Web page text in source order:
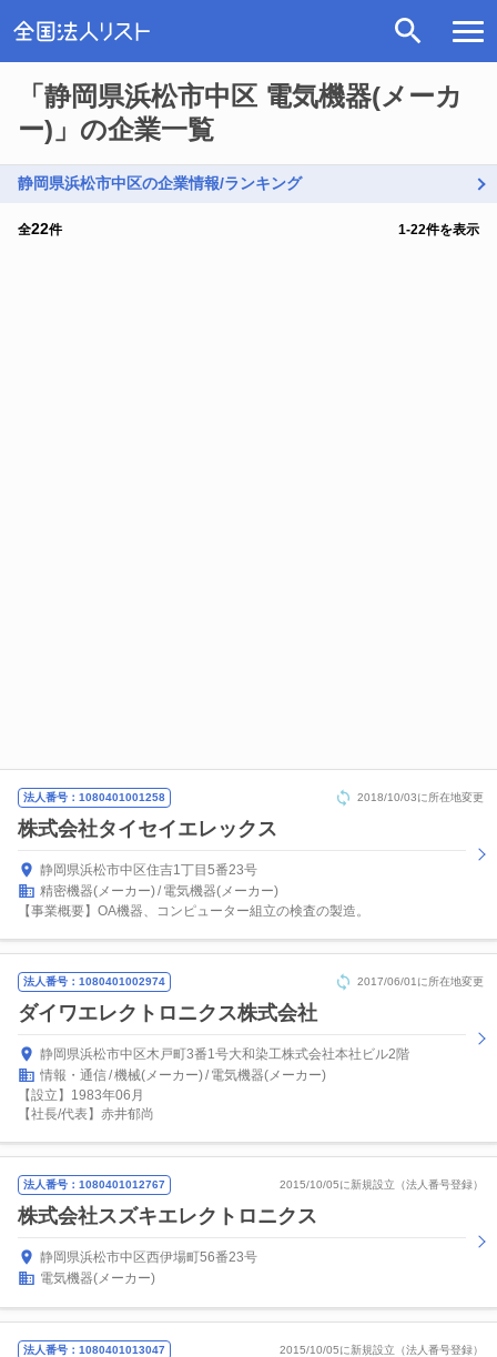
「静岡県浜松市中区 電気機器(メーカ
ー)」の企業一覧
静岡県浜松市中区の企業情報/ランキング
全22件 1-22件を表示
法人番号：1080401001258 2018/10/03に所在地変更
株式会社タイセイエレックス
静岡県浜松市中区住吉1丁目5番23号
精密機器(メーカー) 電気機器(メーカー)
【事業概要】OA機器、コンピューター組立の検査の製造。
法人番号：1080401002974 2017/06/01に所在地変更
ダイワエレクトロニクス株式会社
静岡県浜松市中区木戸町3番1号大和染工株式会社本社ビル2階
情報・通信 機械(メーカー) 電気機器(メーカー)
【設立】1983年06月
【社長/代表】赤井郁尚
法人番号：1080401012767 2015/10/05に新規設立（法人番号登録）
株式会社スズキエレクトロニクス
静岡県浜松市中区西伊場町56番23号
電気機器(メーカー)
法人番号：1080401013047 2015/10/05に新規設立（法人番号登録）